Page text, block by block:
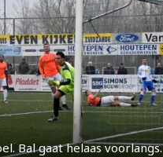
Bal gaat helaas voorlangs.